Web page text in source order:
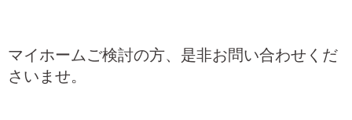
マイホームご検討の方、是非お問い合わせくだ
さいませ。